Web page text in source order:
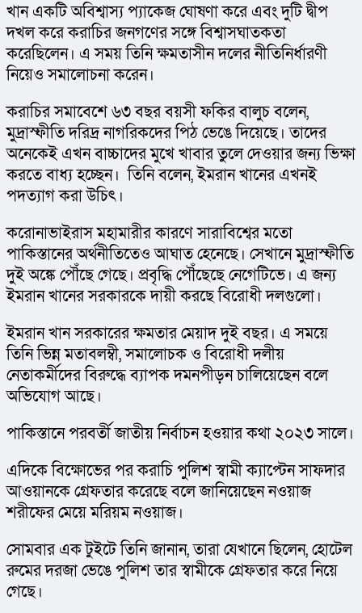
খান একটি অবিশ্বাস্য প্যাকেজ ঘোষণা করে এবং দুটি দ্বীপ
দখল করে করাচির জনগণের সঙ্গে বিশ্বাসঘাতকতা
করেছিলেন। এ সময় তিনি ক্ষমতাসীন দলের নীতিনির্ধারণী
নিয়েও সমালোচনা করেন।
করাচির সমাবেশে ৬৩ বছর বয়সী ফকির বালুচ বলেন,
মুদ্রাস্ফীতি দরিদ্র নাগরিকদের পিঠ ভেঙে দিয়েছে। তাদের
অনেকেই এখন বাচ্চাদের মুখে খাবার তুলে দেওয়ার জন্য ভিক্ষা
করতে বাধ্য হচ্ছেন।  তিনি বলেন, ইমরান খানের এখনই
পদত্যাগ করা উচিৎ।
করোনাভাইরাস মহামারীর কারণে সারাবিশ্বের মতো
পাকিস্তানের অর্থনীতিতেও আঘাত হেনেছে। সেখানে মুদ্রাস্ফীতি
দুই অঙ্কে পৌঁছে গেছে। প্রবৃদ্ধি পৌঁছেছে নেগেটিভে। এ জন্য
ইমরান খানের সরকারকে দায়ী করছে বিরোধী দলগুলো।
ইমরান খান সরকারের ক্ষমতার মেয়াদ দুই বছর। এ সময়ে
তিনি ভিন্ন মতাবলম্বী, সমালোচক ও বিরোধী দলীয়
নেতাকর্মীদের বিরুদ্ধে ব্যাপক দমনপীড়ন চালিয়েছেন বলে
অভিযোগ আছে।
পাকিস্তানে পরবর্তী জাতীয় নির্বাচন হওয়ার কথা ২০২৩ সালে।
এদিকে বিক্ষোভের পর করাচি পুলিশ স্বামী ক্যাপ্টেন সাফদার
আওয়ানকে গ্রেফতার করেছে বলে জানিয়েছেন নওয়াজ
শরীফের মেয়ে মরিয়ম নওয়াজ।
সোমবার এক টুইটে তিনি জানান, তারা যেখানে ছিলেন, হোটেল
রুমের দরজা ভেঙে পুলিশ তার স্বামীকে গ্রেফতার করে নিয়ে
গেছে।